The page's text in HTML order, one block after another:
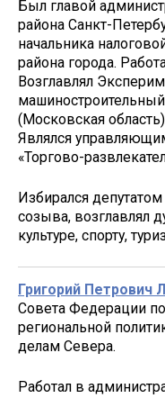
Был главой
района Санкт-
начальника
района города.
Возглавлял
(Московская
Являлся
«Торгово-
Избирался
созыва, возглавлял
культуре, спорту,
Григорий Петрович
Совета Федерации
региональной
делам Севера.
Работал в